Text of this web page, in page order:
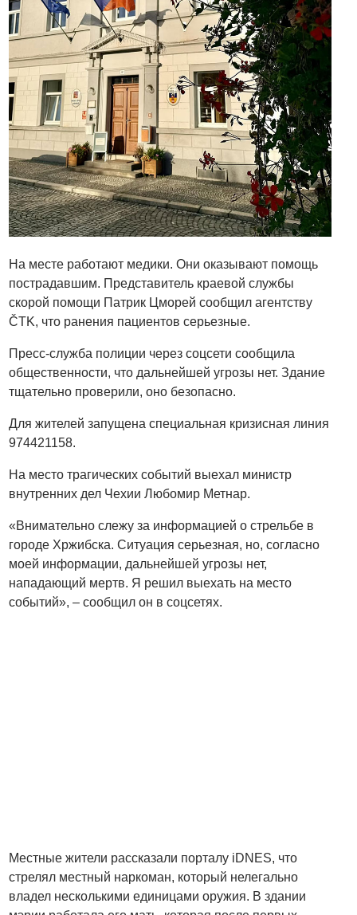
На месте работают медики. Они оказывают помощь
пострадавшим. Представитель краевой службы
скорой помощи Патрик Цморей сообщил агентству
ČTK, что ранения пациентов серьезные.
Пресс-служба полиции через соцсети сообщила
общественности, что дальнейшей угрозы нет. Здание
тщательно проверили, оно безопасно.
Для жителей запущена специальная кризисная линия
974421158.
На место трагических событий выехал министр
внутренних дел Чехии Любомир Метнар.
«Внимательно слежу за информацией о стрельбе в
городе Хржибска. Ситуация серьезная, но, согласно
моей информации, дальнейшей угрозы нет,
нападающий мертв. Я решил выехать на место
событий», – сообщил он в соцсетях.
Местные жители рассказали порталу iDNES, что
стрелял местный наркоман, который нелегально
владел несколькими единицами оружия. В здании